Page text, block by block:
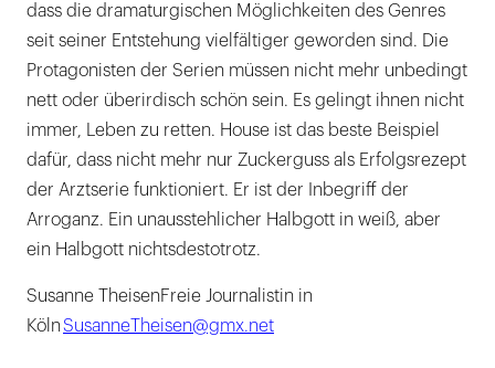
dass die dramaturgischen Möglichkeiten des Genres
seit seiner Entstehung vielfältiger geworden sind. Die
Protagonisten der Serien müssen nicht mehr unbedingt
nett oder überirdisch schön sein. Es gelingt ihnen nicht
immer, Leben zu retten. House ist das beste Beispiel
dafür, dass nicht mehr nur Zuckerguss als Erfolgsrezept
der Arztserie funktioniert. Er ist der Inbegriff der
Arroganz. Ein unausstehlicher Halbgott in weiß, aber
ein Halbgott nichtsdestotrotz.
Susanne TheisenFreie Journalistin in
KölnSusanneTheisen@gmx.net